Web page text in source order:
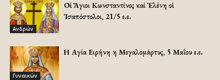
Ανδρών
Οἱ Ἅγιοι Κωνσταντίνος καί Ἑλένη οἱ
Ἱσαπόστολοι, 21/5 ε.ε.
Γυναικών
Η Αγία Ειρήνη η Μεγαλομάρτυς, 5 Μαΐου ε.ε.